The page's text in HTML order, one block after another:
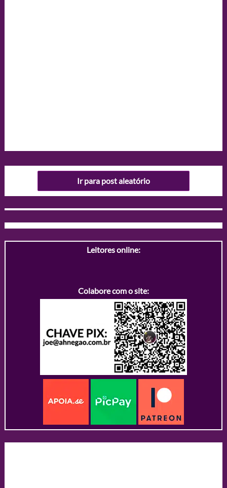
Ir para post aleatório
Leitores online:
Colabore com o site: